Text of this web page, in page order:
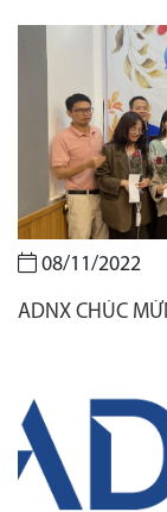
08/11/2022
ADNX CHÚC